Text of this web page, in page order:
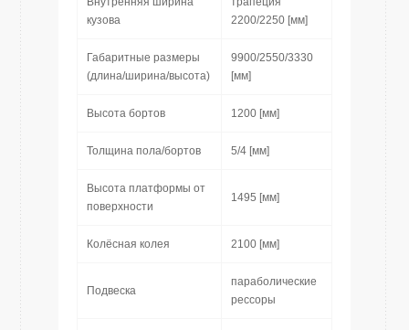
кузова
2200/2250 [мм]
Габаритные размеры
(длина/ширина/высота)
9900/2550/3330
[мм]
Высота бортов 1200 [мм]
Толщина пола/бортов 5/4 [мм]
Высота платформы от
поверхности
1495 [мм]
Колёсная колея 2100 [мм]
Подвеска
параболические
рессоры